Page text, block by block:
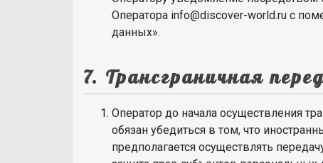
Оператора info@discover-world.ru с
данных».
7. Трансграничная
Оператор до начала осуществления
обязан убедиться в том, что
предполагается осуществлять